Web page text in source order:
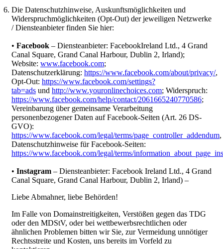
Die Datenschutzhinweise, Auskunftsmöglichkeiten und
Widerspruchmöglichkeiten (Opt-Out) der jeweiligen Netzwerke
/ Diensteanbieter finden Sie hier:
• Facebook – Diensteanbieter: FacebookIreland Ltd., 4 Grand
Canal Square, Grand Canal Harbour, Dublin 2, Irland);
Website: www.facebook.com;
Datenschutzerklärung: https://www.facebook.com/about/privacy/,
Opt-Out: https://www.facebook.com/settings?
tab=ads und http://www.youronlinechoices.com; Widerspruch:
https://www.facebook.com/help/contact/2061665240770586;
Vereinbarung über gemeinsame Verarbeitung
personenbezogener Daten auf Facebook-Seiten (Art. 26 DS-
GVO):
https://www.facebook.com/legal/terms/page_controller_addendum,
Datenschutzhinweise für Facebook-Seiten:
https://www.facebook.com/legal/terms/
• Instagram – Diensteanbieter: Facebook Ireland Ltd., 4 Grand
Canal Square, Grand Canal Harbour, Dublin 2, Irland) –
Liebe Abmahner, liebe Behörden!
Im Falle von Domainstreitigkeiten, Verstößen gegen das TDG
oder den MDStV, oder bei wettbewerbsrechtlichen oder
ähnlichen Problemen bitten wir Sie, zur Vermeidung unnötiger
Rechtsstreite und Kosten, uns bereits im Vorfeld zu